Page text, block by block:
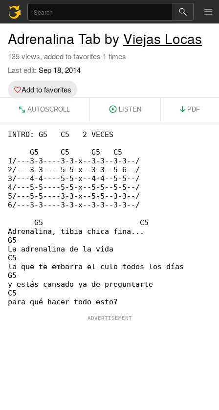
Adrenalina Tab by Viejas Locas
135 views, added to favorites 1 times
Last edit: Sep 18, 2014
Add to favorites
AUTOSCROLL LISTEN PDF
INTRO: G5   C5   2 VECES
     G5     C5     G5   C5
1/---3-3----3-3-x--3-3--3-3--/
2/---3-3----5-5-x--3-3--5-6--/
3/---4-4----5-5-x--4-4--5-5--/
4/---5-5----5-5-x--5-5--5-5--/
5/---5-5----3-3-x--5-5--3-3--/
6/---3-3----3-3-x--3-3--3-3--/
      G5                      C5
Adrenalina, tibia chica fina...
G5
La adrenalina de la vida
C5
la que te embarra el culo todos los días
G5
y estás cansado ya de preguntarte
C5